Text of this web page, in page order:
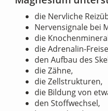
die Nervliche
Nervensignale bei
die
die Adrenalin-
den Aufbau des
die Zähne,
die Zellstrukturen,
die Bildung von
den Stoffwechsel,